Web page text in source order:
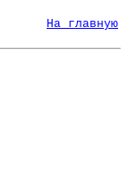
На главную